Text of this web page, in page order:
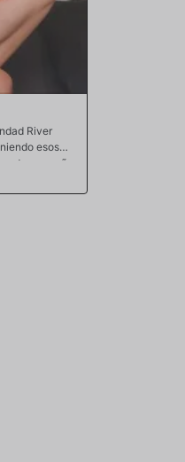
River
esos
pequeña
un ultimátum.
destructor
se deslice
suave. Ella